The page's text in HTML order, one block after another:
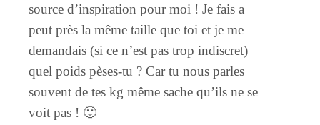
source d’inspiration pour moi ! Je fais a
peut près la même taille que toi et je me
demandais (si ce n’est pas trop indiscret)
quel poids pèses-tu ? Car tu nous parles
souvent de tes kg même sache qu’ils ne se
voit pas ! 🙂